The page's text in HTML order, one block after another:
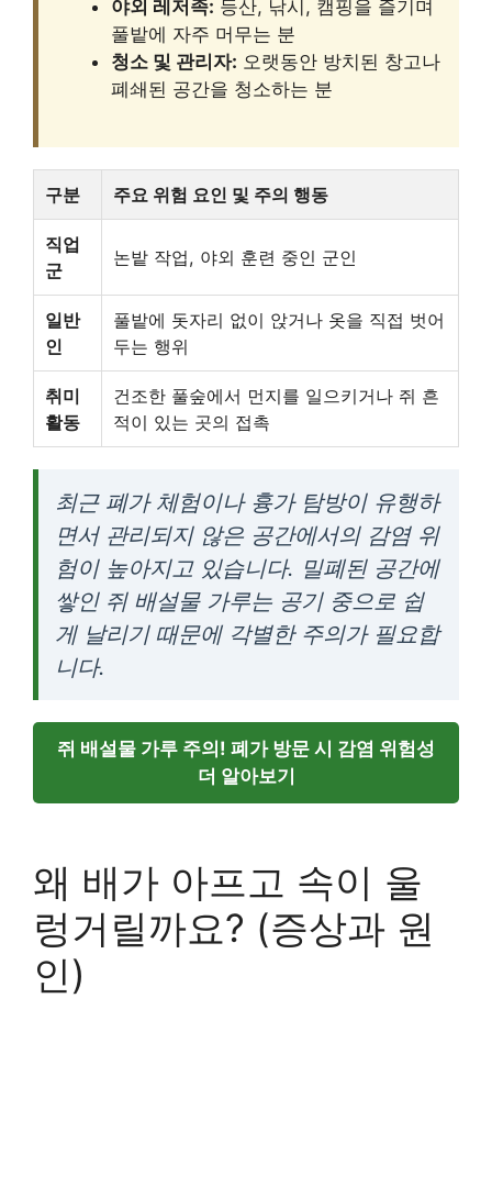
야외 레저족: 등산, 낚시, 캠핑을 즐기며
풀밭에 자주 머무는 분
청소 및 관리자: 오랫동안 방치된 창고나
폐쇄된 공간을 청소하는 분
구분 주요 위험 요인 및 주의 행동
직업
군
논밭 작업, 야외 훈련 중인 군인
일반
인
풀밭에 돗자리 없이 앉거나 옷을 직접 벗어
두는 행위
취미
활동
건조한 풀숲에서 먼지를 일으키거나 쥐 흔
적이 있는 곳의 접촉
최근 폐가 체험이나 흉가 탐방이 유행하
면서 관리되지 않은 공간에서의 감염 위
험이 높아지고 있습니다. 밀폐된 공간에
쌓인 쥐 배설물 가루는 공기 중으로 쉽
게 날리기 때문에 각별한 주의가 필요합
니다.
쥐 배설물 가루 주의! 폐가 방문 시 감염 위험성
더 알아보기
왜 배가 아프고 속이 울
렁거릴까요? (증상과 원
인)